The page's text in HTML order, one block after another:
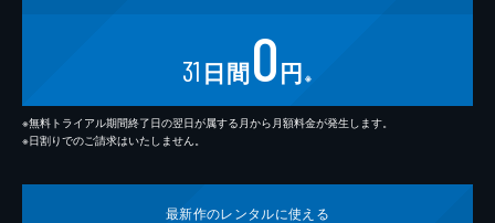
31 日間0円 ※
※無料トライアル期間終了日の翌日が属する月から月額料金が発生します。
※日割りでのご請求はいたしません。
最新作のレンタルに使える